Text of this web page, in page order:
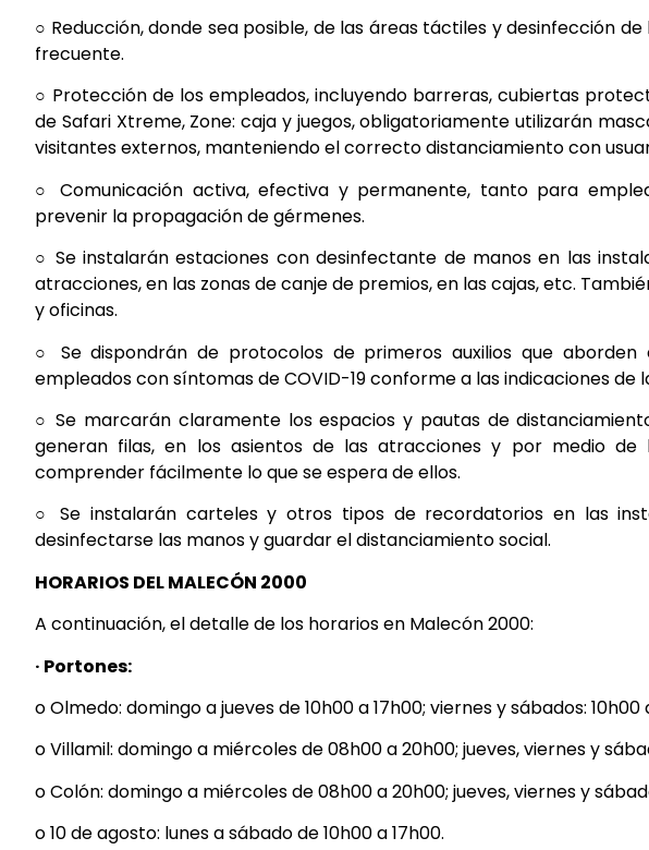
○ Reducción, donde sea posible, de las áreas táctiles y desinfección
frecuente.
○ Protección de los empleados, incluyendo barreras, cubiertas
de Safari Xtreme, Zone: caja y juegos, obligatoriamente utilizarán
visitantes externos, manteniendo el correcto distanciamiento con
○ Comunicación activa, efectiva y permanente, tanto para
prevenir la propagación de gérmenes.
○ Se instalarán estaciones con desinfectante de manos en las
atracciones, en las zonas de canje de premios, en las cajas, etc.
y oficinas.
○ Se dispondrán de protocolos de primeros auxilios que
empleados con síntomas de COVID-19 conforme a las indicaciones de
○ Se marcarán claramente los espacios y pautas de
generan filas, en los asientos de las atracciones y por medio
comprender fácilmente lo que se espera de ellos.
○ Se instalarán carteles y otros tipos de recordatorios en las
desinfectarse las manos y guardar el distanciamiento social.
HORARIOS DEL MALECÓN 2000
A continuación, el detalle de los horarios en Malecón 2000:
· Portones:
o Olmedo: domingo a jueves de 10h00 a 17h00; viernes y sábados: 10h00
o Villamil: domingo a miércoles de 08h00 a 20h00; jueves, viernes y
o Colón: domingo a miércoles de 08h00 a 20h00; jueves, viernes y
o 10 de agosto: lunes a sábado de 10h00 a 17h00.